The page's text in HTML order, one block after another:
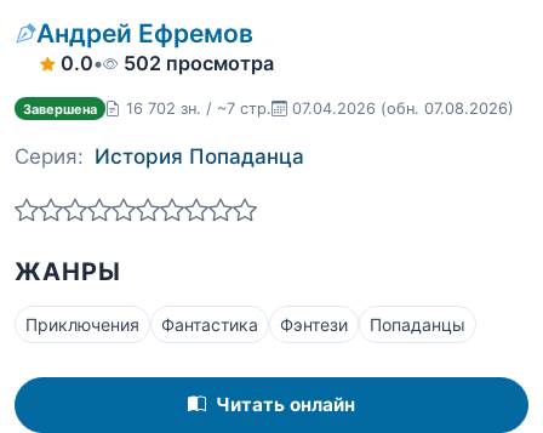
Андрей Ефремов
0.0• 502 просмотра
Завершена 16 702 зн. / ~7 стр. 07.04.2026 (обн. 07.08.2026)
Серия: История Попаданца
ЖАНРЫ
Приключения Фантастика Фэнтези Попаданцы
Читать онлайн